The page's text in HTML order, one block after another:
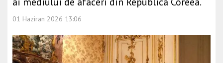
01 Haziran 2026 13:06